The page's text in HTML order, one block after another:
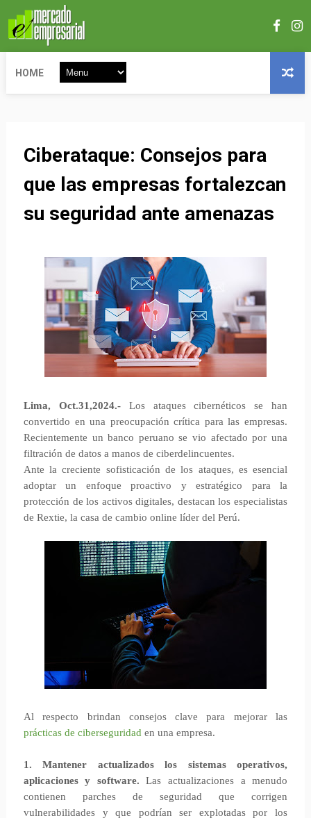
HOME
Ciberataque: Consejos para
que las empresas fortalezcan
su seguridad ante amenazas
Lima, Oct.31,2024.-Los ataques cibernéticos se han
convertido en una preocupación crítica para las empresas.
Recientemente un banco peruano se vio afectado por una
filtración de datos a manos de ciberdelincuentes.
Ante la creciente sofisticación de los ataques, es esencial
adoptar un enfoque proactivo y estratégico para la
protección de los activos digitales, destacan los especialistas
de Rextie, la casa de cambio online líder del Perú.
Al respecto brindan consejos clave para mejorar las
prácticas de ciberseguridad en una empresa.
1. Mantener actualizados los sistemas operativos,
aplicaciones y software. Las actualizaciones a menudo
contienen parches de seguridad que corrigen
vulnerabilidades y que podrían ser explotadas por los